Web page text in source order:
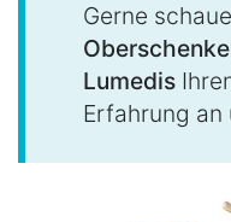
Gerne
Lumedis
Erfahrung an